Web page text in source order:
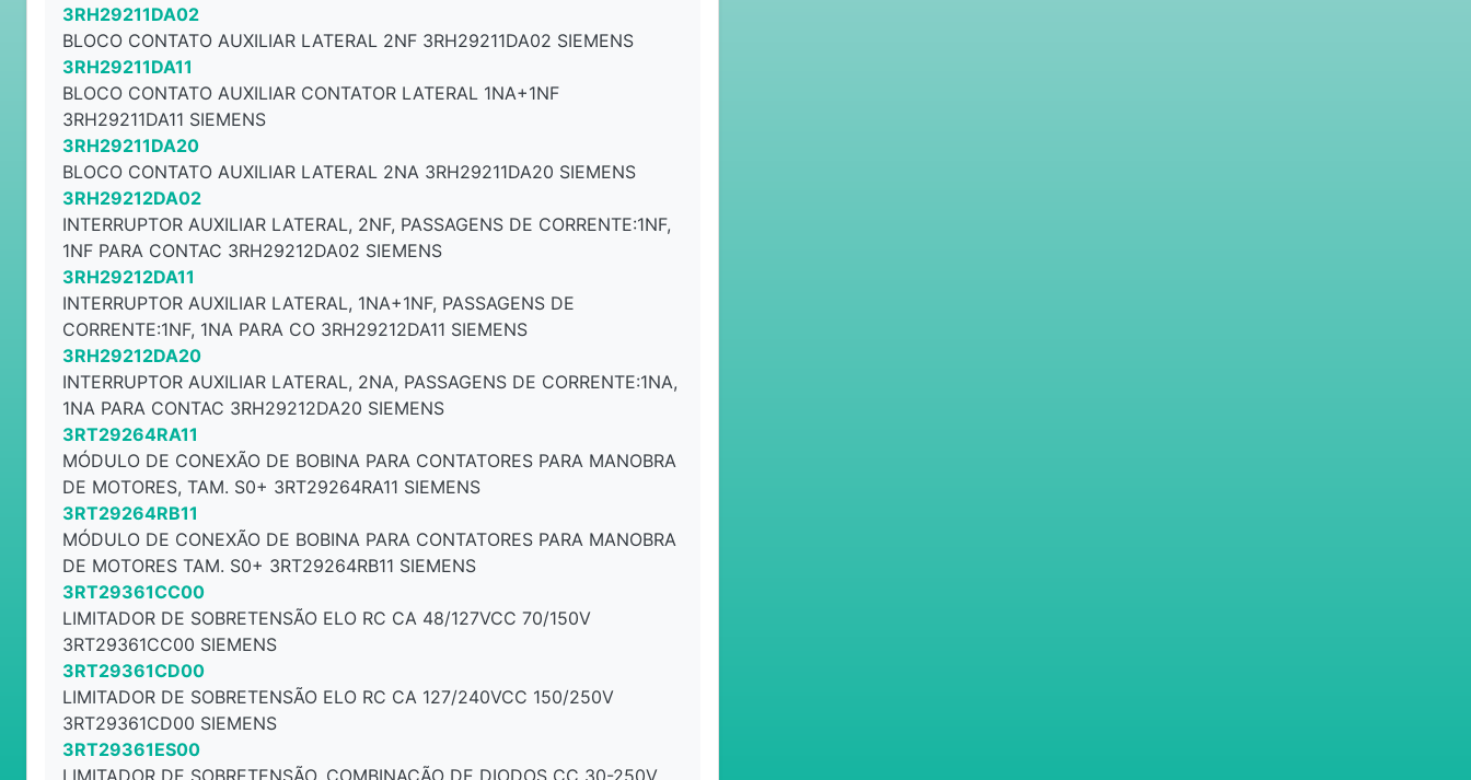
3RH29211DA02
BLOCO CONTATO AUXILIAR LATERAL 2NF 3RH29211DA02 SIEMENS
3RH29211DA11
BLOCO CONTATO AUXILIAR CONTATOR LATERAL 1NA+1NF
3RH29211DA11 SIEMENS
3RH29211DA20
BLOCO CONTATO AUXILIAR LATERAL 2NA 3RH29211DA20 SIEMENS
3RH29212DA02
INTERRUPTOR AUXILIAR LATERAL, 2NF, PASSAGENS DE CORRENTE:1NF,
1NF PARA CONTAC 3RH29212DA02 SIEMENS
3RH29212DA11
INTERRUPTOR AUXILIAR LATERAL, 1NA+1NF, PASSAGENS DE
CORRENTE:1NF, 1NA PARA CO 3RH29212DA11 SIEMENS
3RH29212DA20
INTERRUPTOR AUXILIAR LATERAL, 2NA, PASSAGENS DE CORRENTE:1NA,
1NA PARA CONTAC 3RH29212DA20 SIEMENS
3RT29264RA11
MÓDULO DE CONEXÃO DE BOBINA PARA CONTATORES PARA MANOBRA
DE MOTORES, TAM. S0+ 3RT29264RA11 SIEMENS
3RT29264RB11
MÓDULO DE CONEXÃO DE BOBINA PARA CONTATORES PARA MANOBRA
DE MOTORES TAM. S0+ 3RT29264RB11 SIEMENS
3RT29361CC00
LIMITADOR DE SOBRETENSÃO ELO RC CA 48/127VCC 70/150V
3RT29361CC00 SIEMENS
3RT29361CD00
LIMITADOR DE SOBRETENSÃO ELO RC CA 127/240VCC 150/250V
3RT29361CD00 SIEMENS
3RT29361ES00
LIMITADOR DE SOBRETENSÃO, COMBINAÇÃO DE DIODOS CC 30-250V